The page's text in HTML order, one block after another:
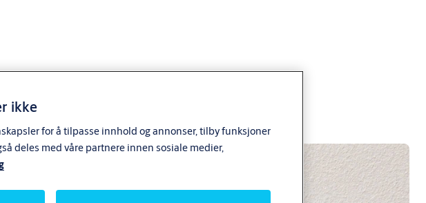
ikke
for å tilpasse innhold og annonser, tilby funksjoner
deles med våre partnere innen sosiale medier,